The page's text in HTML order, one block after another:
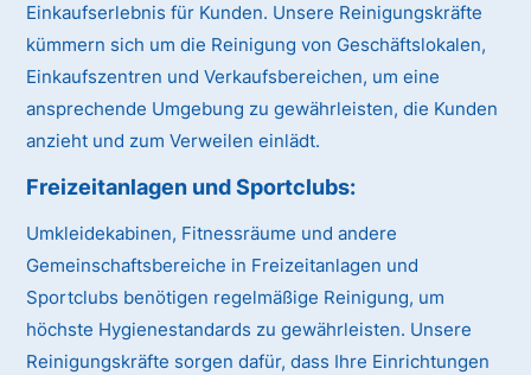
Einkaufserlebnis für Kunden. Unsere Reinigungskräfte
kümmern sich um die Reinigung von Geschäftslokalen,
Einkaufszentren und Verkaufsbereichen, um eine
ansprechende Umgebung zu gewährleisten, die Kunden
anzieht und zum Verweilen einlädt.
Freizeitanlagen und Sportclubs:
Umkleidekabinen, Fitnessräume und andere
Gemeinschaftsbereiche in Freizeitanlagen und
Sportclubs benötigen regelmäßige Reinigung, um
höchste Hygienestandards zu gewährleisten. Unsere
Reinigungskräfte sorgen dafür, dass Ihre Einrichtungen